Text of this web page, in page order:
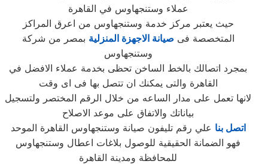
عملاء وستنجهاوس في القاهرة
حيث يعتبر مركز خدمة وستنجهاوس من اعرق المراكز
المتخصصة فى صيانة الاجهزة المنزلية بمصر من شركة
وستنجهاوس
بمجرد اتصالك بالخط الساخن تحظى بخدمة عملاء الافضل في
القاهرة والتى يمكنك ان تتصل بها فى اى وقت
لانها تعمل على مدار الساعه من خلال الرقم المختصر ولتسجيل
بياناتك والاتفاق على موعد الاصلاح
اتصل بنا علي رقم تليفون صيانة وستنجهاوس القاهرة الموحد
فهو الضمانة الحقيقية للوصول بلاغات اعطال وستنجهاوس
للمحافظة ومدينة القاهرة